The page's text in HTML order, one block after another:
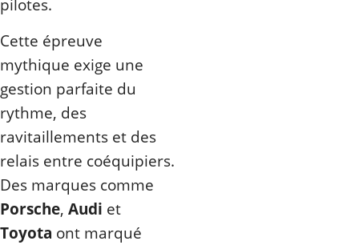
pilotes.
Cette épreuve
mythique exige une
gestion parfaite du
rythme, des
ravitaillements et des
relais entre coéquipiers.
Des marques comme
Porsche, Audi et
Toyota ont marqué